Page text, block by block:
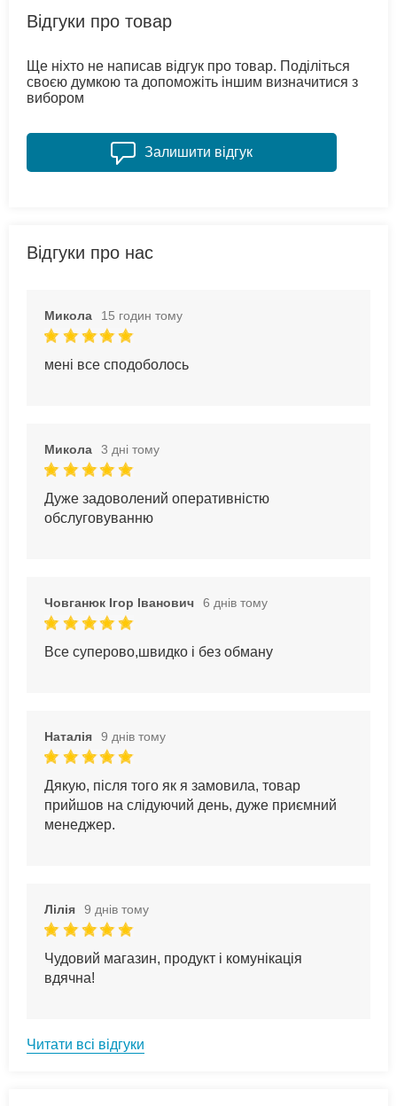
Відгуки про товар
Ще ніхто не написав відгук про товар. Поділіться
своєю думкою та допоможіть іншим визначитися з
вибором
Залишити відгук
Відгуки про нас
Микола 15 годин тому
мені все сподоболось
Микола 3 дні тому
Дуже задоволений оперативністю
обслуговуванню
Човганюк Ігор Іванович 6 днів тому
Все суперово,швидко і без обману
Наталія 9 днів тому
Дякую, після того як я замовила, товар
прийшов на слідуючий день, дуже приємний
менеджер.
Лілія 9 днів тому
Чудовий магазин, продукт і комунікація
вдячна!
Читати всі відгуки